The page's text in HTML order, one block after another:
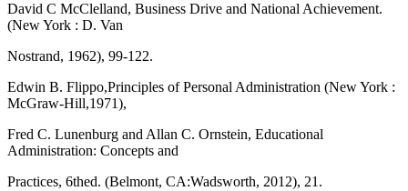
David C McClelland, Business Drive and National Achievement.
(New York : D. Van
Nostrand, 1962), 99-122.
Edwin B. Flippo,Principles of Personal Administration (New York :
McGraw-Hill,1971),
Fred C. Lunenburg and Allan C. Ornstein, Educational
Administration: Concepts and
Practices, 6thed. (Belmont, CA:Wadsworth, 2012), 21.